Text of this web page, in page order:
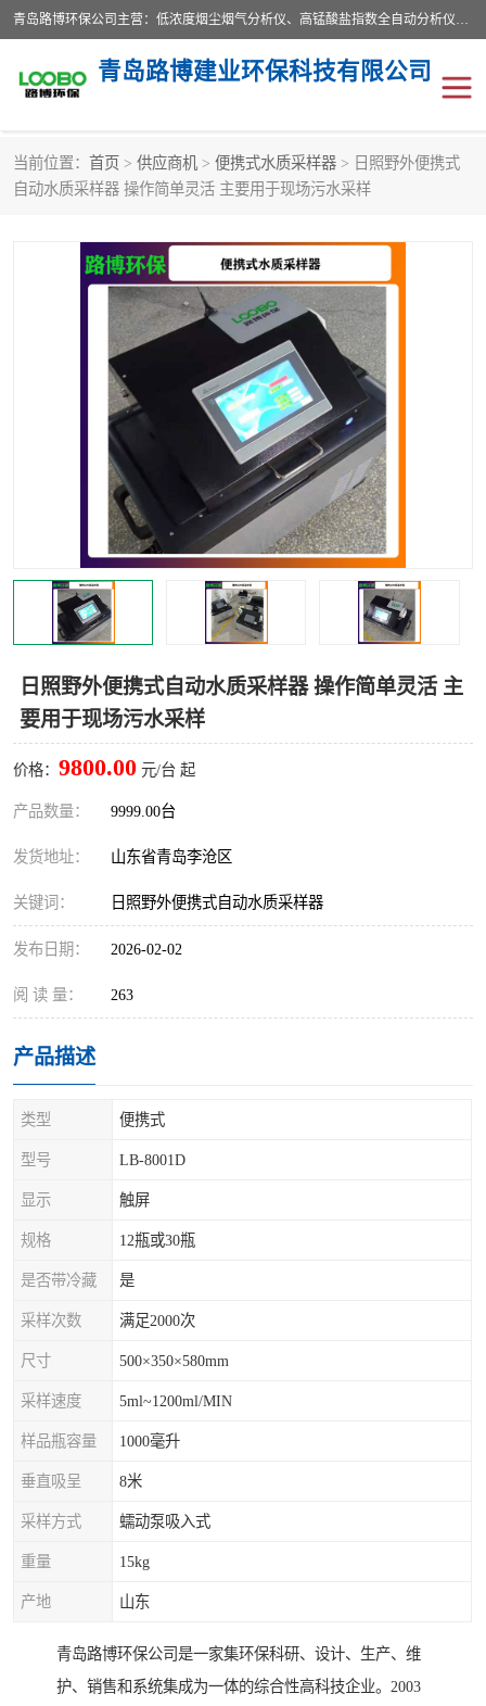
青岛路博环保公司主营：低浓度烟尘烟气分析仪、高锰酸盐指数全自动分析仪、便携式超声波明渠流量计、便携式水质采样器、恒温恒湿称重系统、手持式油烟检测仪等;是一家集环保科研、设计、生产、维护、销售和系统集成为一体的综合性高科技企业。路博人秉承"科学技术是第一生产力的重要理念，倡导环境友好型的生产、生活和消费方式。
青岛路博建业环保科技有限公司
当前位置： 首页 > 供应商机 > 便携式水质采样器 > 日照野外便携式
自动水质采样器 操作简单灵活 主要用于现场污水采样
日照野外便携式自动水质采样器 操作简单灵活 主
要用于现场污水采样
价格： 9800.00 元/台 起
产品数量： 9999.00台
发货地址： 山东省青岛李沧区
关键词： 日照野外便携式自动水质采样器
发布日期： 2026-02-02
阅 读 量： 263
产品描述
类型 便携式
型号 LB-8001D
显示 触屏
规格 12瓶或30瓶
是否带冷藏 是
采样次数 满足2000次
尺寸 500×350×580mm
采样速度 5ml~1200ml/MIN
样品瓶容量 1000毫升
垂直吸呈 8米
采样方式 蠕动泵吸入式
重量 15kg
产地 山东
青岛路博环保公司是一家集环保科研、设计、生产、维
护、销售和系统集成为一体的综合性高科技企业。2003
生物安全柜 气体检测仪
水质检测仪 手持式油烟检测仪
恒温恒湿称重系统 二恶英采集器
实验室仪器 LB-8110降水降尘采样器
便携式水质采样器 LB-7035油气回收
便携式超声波明渠流量计 大气环境采样器
LB-4200高锰酸盐指数仪 LB-62便携式烟气分析仪
烟尘烟气设备 大气采样器
粉尘设备
新宇宙仪器
烟尘净化器